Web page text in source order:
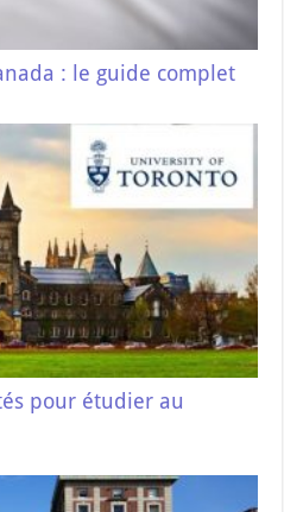
: le guide complet
pour étudier au